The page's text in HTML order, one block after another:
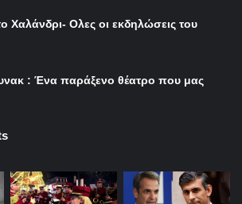
Χαλάνδρι- Ολες οι εκδηλώσεις του
: Ένα παράξενο θέατρο που μας